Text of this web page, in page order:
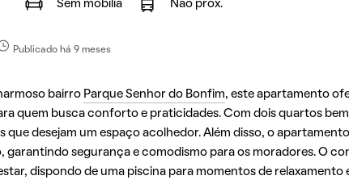
Sem mobília Não próx.
Publicado há 9 meses
bairro Parque Senhor do Bonfim, este apartamento
quem busca conforto e praticidades. Com dois quartos
que desejam um espaço acolhedor. Além disso, o
garantindo segurança e comodismo para os moradores. O
dispondo de uma piscina para momentos de relaxamento